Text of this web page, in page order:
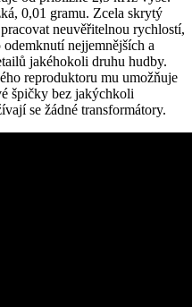
0,01 gramu. Zcela skrytý
neuvěřitelnou rychlostí,
nejjemnějších a
jakéhokoli druhu hudby.
reproduktoru mu umožňuje
špičky bez jakýchkoli
se žádné transformátory.